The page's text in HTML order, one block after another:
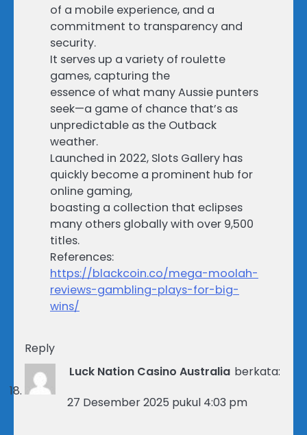
of a mobile experience, and a
commitment to transparency and
security.
It serves up a variety of roulette
games, capturing the
essence of what many Aussie punters
seek—a game of chance that’s as
unpredictable as the Outback
weather.
Launched in 2022, Slots Gallery has
quickly become a prominent hub for
online gaming,
boasting a collection that eclipses
many others globally with over 9,500
titles.
References:
https://blackcoin.co/mega-moolah-
reviews-gambling-plays-for-big-
wins/
Reply
Luck Nation Casino Australia berkata:
27 Desember 2025 pukul 4:03 pm